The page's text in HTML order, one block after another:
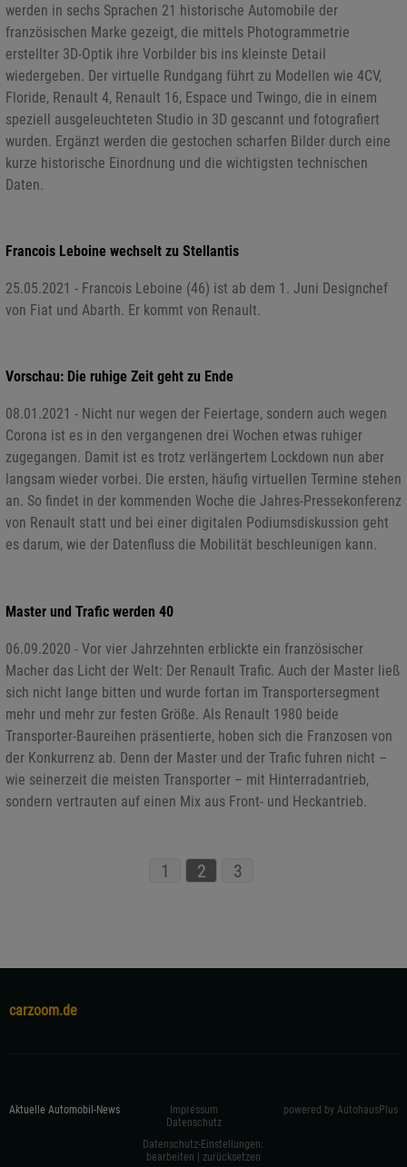
werden in sechs Sprachen 21 historische Automobile der
französischen Marke gezeigt, die mittels Photogrammetrie
erstellter 3D-Optik ihre Vorbilder bis ins kleinste Detail
wiedergeben. Der virtuelle Rundgang führt zu Modellen wie 4CV,
Floride, Renault 4, Renault 16, Espace und Twingo, die in einem
speziell ausgeleuchteten Studio in 3D gescannt und fotografiert
wurden. Ergänzt werden die gestochen scharfen Bilder durch eine
kurze historische Einordnung und die wichtigsten technischen
Daten.
Francois Leboine wechselt zu Stellantis
25.05.2021 - Francois Leboine (46) ist ab dem 1. Juni Designchef
von Fiat und Abarth. Er kommt von Renault.
Vorschau: Die ruhige Zeit geht zu Ende
08.01.2021 - Nicht nur wegen der Feiertage, sondern auch wegen
Corona ist es in den vergangenen drei Wochen etwas ruhiger
zugegangen. Damit ist es trotz verlängertem Lockdown nun aber
langsam wieder vorbei. Die ersten, häufig virtuellen Termine stehen
an. So findet in der kommenden Woche die Jahres-Pressekonferenz
von Renault statt und bei einer digitalen Podiumsdiskussion geht
es darum, wie der Datenfluss die Mobilität beschleunigen kann.
Master und Trafic werden 40
06.09.2020 - Vor vier Jahrzehnten erblickte ein französischer
Macher das Licht der Welt: Der Renault Trafic. Auch der Master ließ
sich nicht lange bitten und wurde fortan im Transportersegment
mehr und mehr zur festen Größe. Als Renault 1980 beide
Transporter-Baureihen präsentierte, hoben sich die Franzosen von
der Konkurrenz ab. Denn der Master und der Trafic fuhren nicht –
wie seinerzeit die meisten Transporter – mit Hinterradantrieb,
sondern vertrauten auf einen Mix aus Front- und Heckantrieb.
1 2 3
carzoom.de
Aktuelle Automobil-News
Impressum
Datenschutz
Datenschutz-Einstellungen:
bearbeiten
zurücksetzen
powered by AutohausPlus